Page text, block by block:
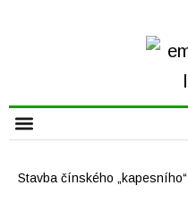
Offshore větrné elektrárny v